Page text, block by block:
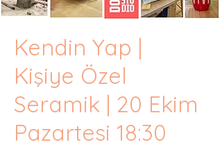
Kendin Yap |
Kişiye Özel
Seramik | 20 Ekim
Pazartesi 18:30